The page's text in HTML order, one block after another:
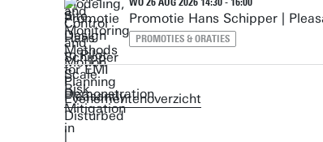
WO 26 AUG 2026 14:30 - 16:00
Promotie Hans Schipper |
PROMOTIES & ORATIES
Evenementenoverzicht